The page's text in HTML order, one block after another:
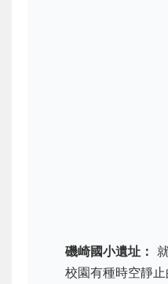
磯崎國小遺址：
校園有種時空靜止